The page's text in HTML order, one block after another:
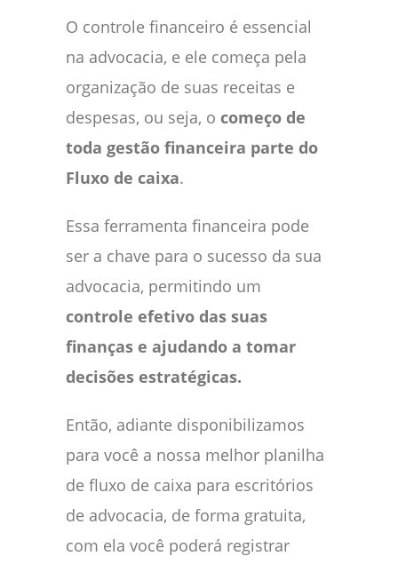
O controle financeiro é essencial
na advocacia, e ele começa pela
organização de suas receitas e
despesas, ou seja, o começo de
toda gestão financeira parte do
Fluxo de caixa.
Essa ferramenta financeira pode
ser a chave para o sucesso da sua
advocacia, permitindo um
controle efetivo das suas
finanças e ajudando a tomar
decisões estratégicas.
Então, adiante disponibilizamos
para você a nossa melhor planilha
de fluxo de caixa para escritórios
de advocacia, de forma gratuita,
com ela você poderá registrar